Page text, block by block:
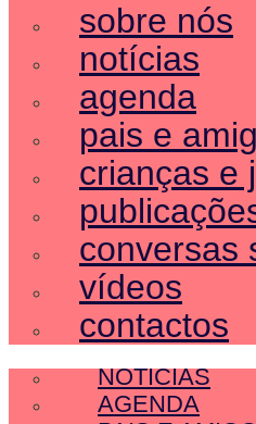
sobre nós
notícias
agenda
pais e
crianças e
conversas
vídeos
contactos
SOBRE NÓS
NOTÍCIAS
AGENDA